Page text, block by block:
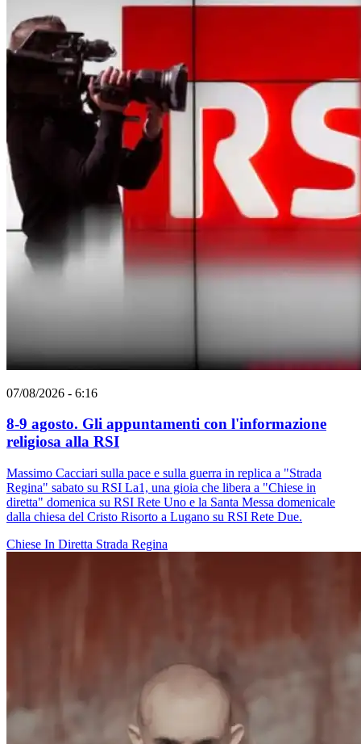
07/08/2026 - 6:16
8-9 agosto. Gli appuntamenti con l'informazione
religiosa alla RSI
Massimo Cacciari sulla pace e sulla guerra in replica a "Strada
Regina" sabato su RSI La1, una gioia che libera a "Chiese in
diretta" domenica su RSI Rete Uno e la Santa Messa domenicale
dalla chiesa del Cristo Risorto a Lugano su RSI Rete Due.
Chiese In Diretta Strada Regina